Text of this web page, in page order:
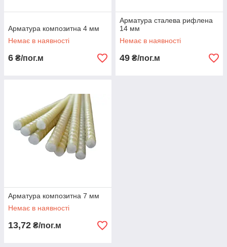
Арматура композитна 4 мм
Немає в наявності
6 ₴/пог.м
Арматура сталева рифлена
14 мм
Немає в наявності
49 ₴/пог.м
Арматура композитна 7 мм
Немає в наявності
13,72 ₴/пог.м